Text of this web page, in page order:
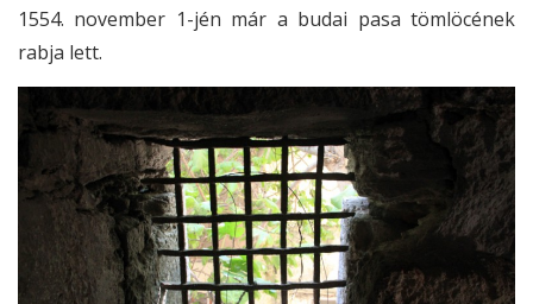
1554. november 1-jén már a budai pasa tömlöcének
rabja lett.